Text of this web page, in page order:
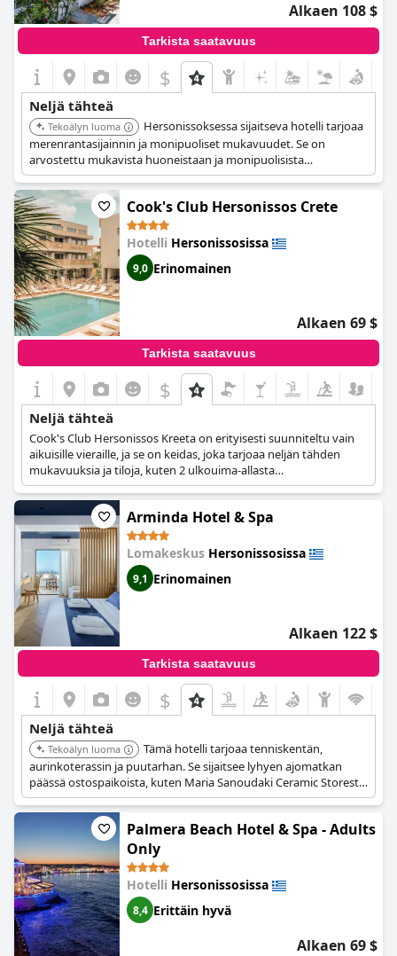
Alkaen 108 $
Tarkista saatavuus
$
Neljä tähteä
Tekoälyn luoma
Hersonissoksessa sijaitseva hotelli tarjoaa
merenrantasijainnin ja monipuoliset mukavuudet. Se on
arvostettu mukavista huoneistaan ja monipuolisista
palveluistaan.
Cook's Club Hersonissos Crete
Hotelli Hersonissosissa
9,0 Erinomainen
Alkaen 69 $
Tarkista saatavuus
$
Neljä tähteä
Cook's Club Hersonissos Kreeta on erityisesti suunniteltu vain
aikuisille vieraille, ja se on keidas, joka tarjoaa neljän tähden
mukavuuksia ja tiloja, kuten 2 ulkouima-allasta
aurinkotuoleineen ja -varjoineen, spa ja kuntosali päivittäistä
treeniä varten ja lämmitetty sisäuima-allas, baari ulkouima-
altaiden äärellä, Cantina-ravintola, jossa on valikoima
kreikkalaisia ruokia, aasialaista katuruokaa ja monia vegaani- ja
kasvisvaihtoehtoja, sekä 140 modernia ja viihtyisää huonetta,
joissa voit rentoutua ja rentoutua.
Arminda Hotel & Spa
Lomakeskus Hersonissosissa
9,1 Erinomainen
Alkaen 122 $
Tarkista saatavuus
$
Neljä tähteä
Tekoälyn luoma
Tämä hotelli tarjoaa tenniskentän,
aurinkoterassin ja puutarhan. Se sijaitsee lyhyen ajomatkan
päässä ostospaikoista, kuten Maria Sanoudaki Ceramic Storesta.
Hotellissa on myös ulkouima-allas, huonepalvelu, vesipuisto,
ravintola ja kuntokeskus.
Palmera Beach Hotel & Spa - Adults
Only
Hotelli Hersonissosissa
8,4 Erittäin hyvä
Alkaen 69 $